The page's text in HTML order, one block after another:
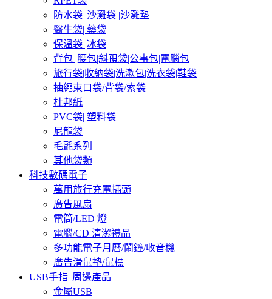
防水袋 |沙灘袋 |沙灘墊
醫生袋| 藥袋
保溫袋 |冰袋
背包 |腰包|斜孭袋|公事包|電腦包
旅行袋|收納袋|洗漱包|洗衣袋|鞋袋
抽繩束口袋/背袋/索袋
杜邦紙
PVC袋| 塑料袋
尼龍袋
毛氈系列
其他袋類
科技數碼電子
萬用旅行充電插頭
廣告風扇
電筒/LED 燈
電腦/CD 清潔禮品
多功能電子月曆/鬧鐘/收音機
廣告滑鼠墊/鼠標
USB手指| 周邊產品
金屬USB